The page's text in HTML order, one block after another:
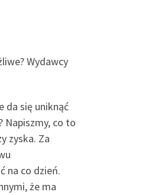
Wydawcy
da się uniknąć
Napiszmy, co to
zyska. Za
na co dzień.
że ma